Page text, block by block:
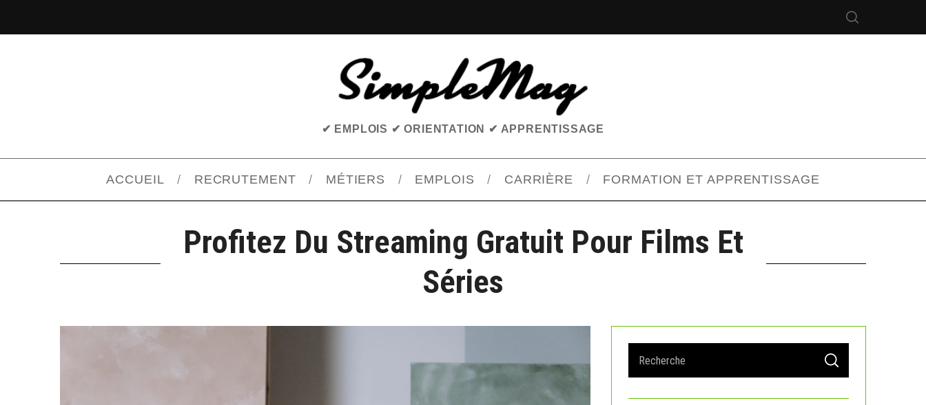
✔ EMPLOIS ✔ ORIENTATION ✔ APPRENTISSAGE
ACCUEIL RECRUTEMENT MÉTIERS EMPLOIS CARRIÈRE FORMATION ET APPRENTISSAGE
Profitez Du Streaming Gratuit Pour Films Et
Séries
a
r
S
A
C